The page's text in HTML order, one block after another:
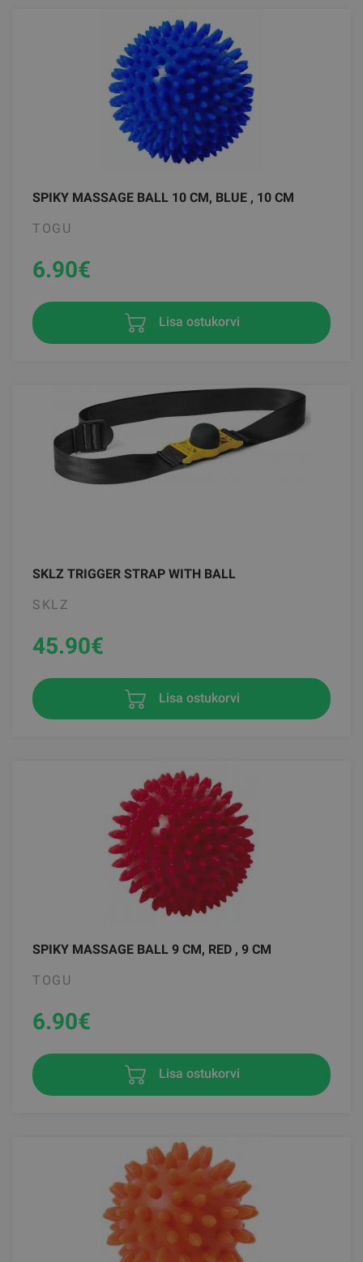
SPIKY MASSAGE BALL 10 CM, BLUE , 10 CM
TOGU
6.90€
Lisa ostukorvi
SKLZ TRIGGER STRAP WITH BALL
SKLZ
45.90€
Lisa ostukorvi
SPIKY MASSAGE BALL 9 CM, RED , 9 CM
TOGU
6.90€
Lisa ostukorvi